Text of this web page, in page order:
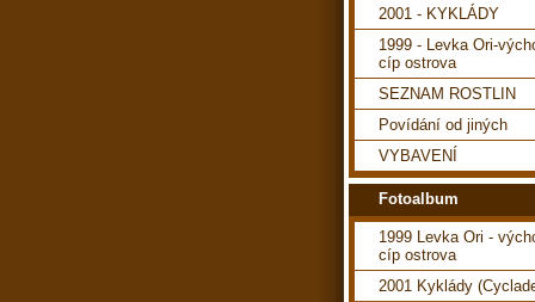
2001 - KYKLÁDY
1999 - Levka Ori-
cíp ostrova
SEZNAM ROSTLIN
Povídání od jiných
VYBAVENÍ
Fotoalbum
1999 Levka Ori -
cíp ostrova
2001 Kyklády